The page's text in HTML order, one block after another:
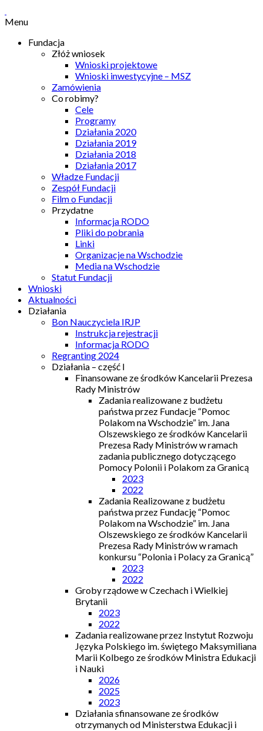
Menu
Fundacja
Złóż wniosek
Wnioski projektowe
Wnioski inwestycyjne – MSZ
Zamówienia
Co robimy?
Cele
Programy
Działania 2020
Działania 2019
Działania 2018
Działania 2017
Władze Fundacji
Zespół Fundacji
Film o Fundacji
Przydatne
Informacja RODO
Pliki do pobrania
Linki
Organizacje na Wschodzie
Media na Wschodzie
Statut Fundacji
Wnioski
Aktualności
Działania
Bon Nauczyciela IRJP
Instrukcja rejestracji
Informacja RODO
Regranting 2024
Działania – część I
Finansowane ze środków Kancelarii Prezesa
Rady Ministrów
Zadania realizowane z budżetu
państwa przez Fundacje “Pomoc
Polakom na Wschodzie” im. Jana
Olszewskiego ze środków Kancelarii
Prezesa Rady Ministrów w ramach
zadania publicznego dotyczącego
Pomocy Polonii i Polakom za Granicą
2023
2022
Zadania Realizowane z budżetu
państwa przez Fundację “Pomoc
Polakom na Wschodzie” im. Jana
Olszewskiego ze środków Kancelarii
Prezesa Rady Ministrów w ramach
konkursu “Polonia i Polacy za Granicą”
2023
2022
Groby rządowe w Czechach i Wielkiej
Brytanii
2023
2022
Zadania realizowane przez Instytut Rozwoju
Języka Polskiego im. świętego Maksymiliana
Marii Kolbego ze środków Ministra Edukacji
i Nauki
2026
2025
2023
Działania sfinansowane ze środków
otrzymanych od Ministerstwa Edukacji i